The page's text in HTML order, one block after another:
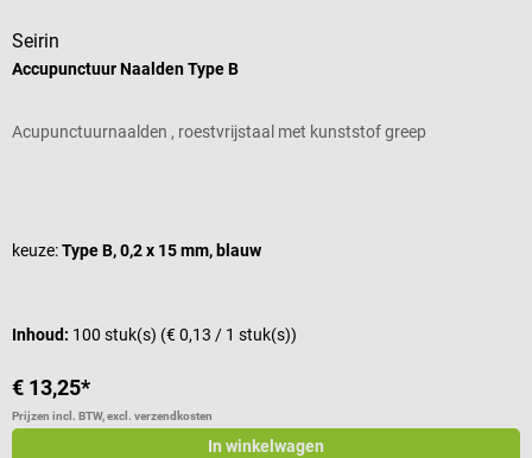
Seirin
Accupunctuur Naalden Type B
Acupunctuurnaalden , roestvrijstaal met kunststof greep
keuze:Type B, 0,2 x 15 mm, blauw
Inhoud: 100 stuk(s) (€ 0,13 / 1 stuk(s))
€ 13,25*
Prijzen incl. BTW, excl. verzendkosten
In winkelwagen